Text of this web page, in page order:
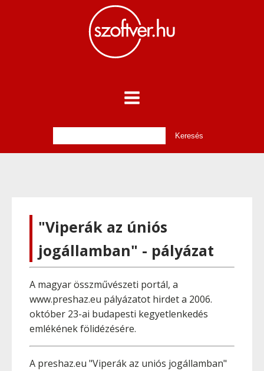
"Viperák az úniós
jogállamban" - pályázat
A magyar összművészeti portál, a
www.preshaz.eu pályázatot hirdet a 2006.
október 23-ai budapesti kegyetlenkedés
emlékének fölidézésére.
A preshaz.eu "Viperák az uniós jogállamban"